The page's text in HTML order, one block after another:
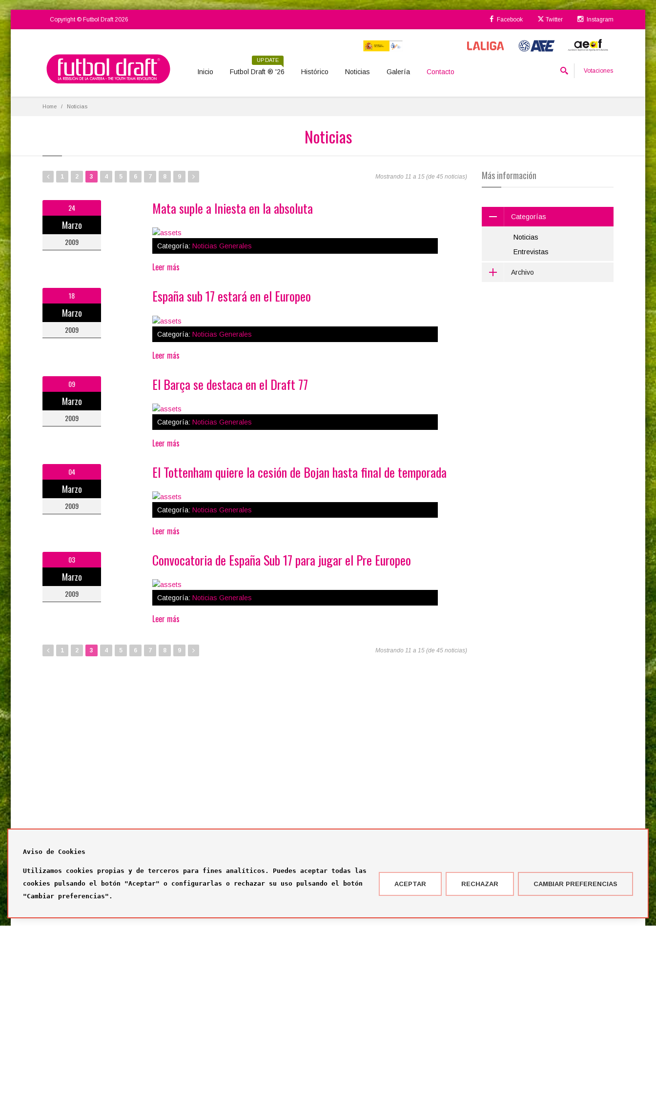
Copyright © Futbol Draft 2026 Facebook Twitter Instagram
Votaciones
Inicio Futbol Draft ® '26
UPDATE
Histórico Noticias Galería Contacto
Home Noticias
Noticias
1 2 3 4 5 6 7 8 9 Mostrando 11 a 15 (de 45 noticias)
24
Marzo
2009
Mata suple a Iniesta en la absoluta
Categoría: Noticias Generales
Leer más
18
Marzo
2009
España sub 17 estará en el Europeo
Categoría: Noticias Generales
Leer más
09
Marzo
2009
El Barça se destaca en el Draft 77
Categoría: Noticias Generales
Leer más
04
Marzo
2009
El Tottenham quiere la cesión de Bojan hasta final de temporada
Categoría: Noticias Generales
Leer más
03
Marzo
2009
Convocatoria de España Sub 17 para jugar el Pre Europeo
Categoría: Noticias Generales
Leer más
1 2 3 4 5 6 7 8 9 Mostrando 11 a 15 (de 45 noticias)
Más información
Categorías
Noticias
Entrevistas
Archivo
Aviso de Cookies
Utilizamos cookies propias y de terceros para fines analíticos. Puedes aceptar todas las
cookies pulsando el botón "Aceptar" o configurarlas o rechazar su uso pulsando el botón
"Cambiar preferencias".
ACEPTAR RECHAZAR CAMBIAR PREFERENCIAS